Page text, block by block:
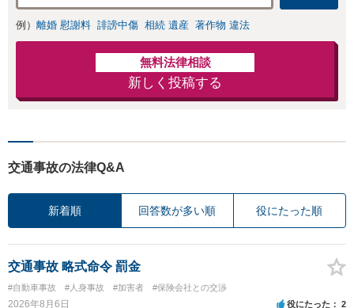
例） 離婚 慰謝料 誹謗中傷 相続 遺産 著作物 違法
無料法律相談
新しく投稿する
交通事故の法律Q&A
新着順 回答数が多い順 役にたった順
交通事故 略式命令 罰金
#自動車事故 #人身事故 #加害者 #保険会社との交渉
2026年8月6日 役にたった 2